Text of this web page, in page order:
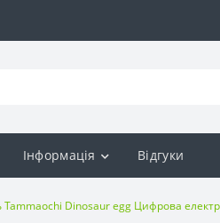
Інформація Відгуки
Dinosaur egg Цифрова